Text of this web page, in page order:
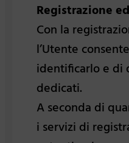
Registrazione
Con la
l’Utente
identificarlo e di
dedicati.
A seconda di
i servizi di